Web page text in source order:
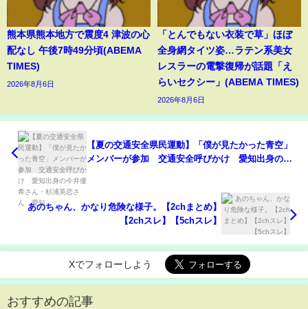
熊本県熊本地方で震度4 津波の心
配なし 午後7時49分頃(ABEMA
TIMES)
2026年8月6日
「とんでもない衣装で草」ほぼ
全身網タイツ姿…ラテン系美女
レスラーの電撃復帰が話題「え
らいセクシー」(ABEMA TIMES)
2026年8月6日
【夏の交通安全県民運動】「僕が見たかった青空」
メンバーが参加 交通安全呼びかけ 愛知出身の今
あのちゃん、かなり危険な様子。【2chまとめ】
【2chスレ】【5chスレ】
Xでフォローしよう
おすすめの記事